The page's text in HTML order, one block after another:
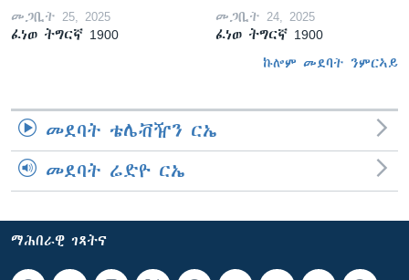
መጋቢት 25, 2025
ፈነወ ትግርኛ 1900
መጋቢት 24, 2025
ፈነወ ትግርኛ 1900
ኩሎም መደባት ንምርኣይ
መደባት ቴሌቭዥን ርኤ
መደባት ሬድዮ ርኤ
ማሕበራዊ ገጻትና